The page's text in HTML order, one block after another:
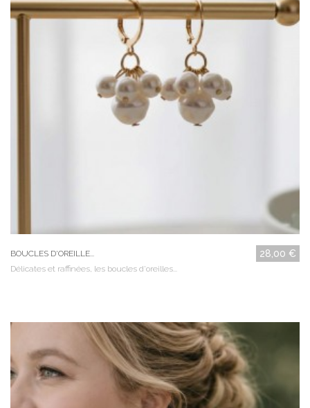
BOUCLES D'OREILLE... 28,00 €
Délicates et raffinées, les boucles d'oreilles...